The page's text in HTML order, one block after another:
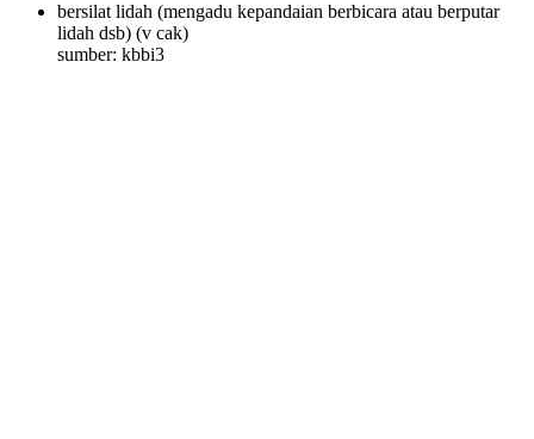
bersilat lidah (mengadu kepandaian berbicara atau berputar
lidah dsb) (v cak)
sumber: kbbi3